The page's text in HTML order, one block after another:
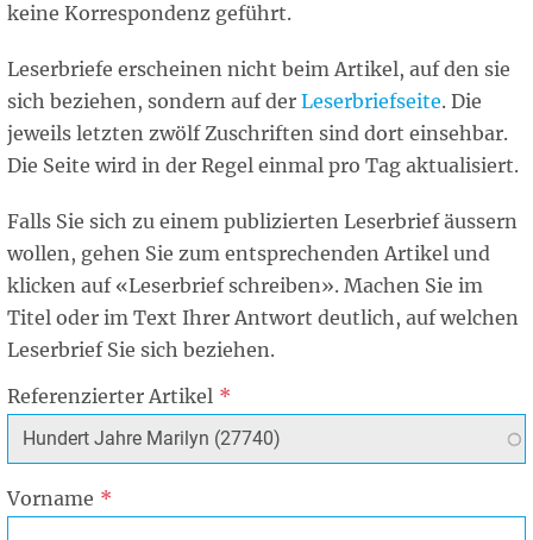
keine Korrespondenz geführt.
Leserbriefe erscheinen nicht beim Artikel, auf den sie
sich beziehen, sondern auf der Leserbriefseite. Die
jeweils letzten zwölf Zuschriften sind dort einsehbar.
Die Seite wird in der Regel einmal pro Tag aktualisiert.
Falls Sie sich zu einem publizierten Leserbrief äussern
wollen, gehen Sie zum entsprechenden Artikel und
klicken auf «Leserbrief schreiben». Machen Sie im
Titel oder im Text Ihrer Antwort deutlich, auf welchen
Leserbrief Sie sich beziehen.
Referenzierter Artikel
Vorname